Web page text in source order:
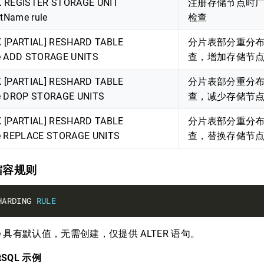
REGISTER STORAGE UNIT
rule
注册存储节点时
检查
[PARTIAL] RESHARD TABLE
STORAGE UNITS
分片表部分重分
查，增加存储节
[PARTIAL] RESHARD TABLE
STORAGE UNITS
分片表部分重分
查，减少存储节
[PARTIAL] RESHARD TABLE
STORAGE UNITS
分片表部分重分
查，替换存储节
规则
RULE
有默认值，无需创建，仅提供 ALTER 语句。
示例